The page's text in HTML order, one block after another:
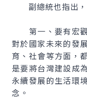
副總統也指出，
第一、要有宏觀
對於國家未來的發
育、社會等方面，
是要將台灣建設成
永續發展的生活環
念。